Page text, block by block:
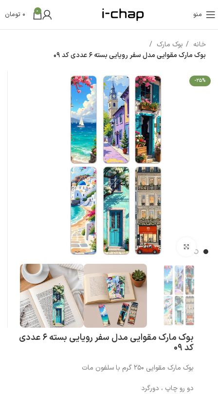
منو 0
0 تومان
خانه
بوک مارک
بوک مارک مقوایی مدل سفر رویایی بسته 6 عددی کد 09
-25%
بزرگنمایی تصویر
بوک مارک مقوایی مدل سفر رویایی بسته 6 عددی
کد 09
بوک مارک مقوایی 250 گرم با سلفون مات
دو رو چاپ ، دورگرد